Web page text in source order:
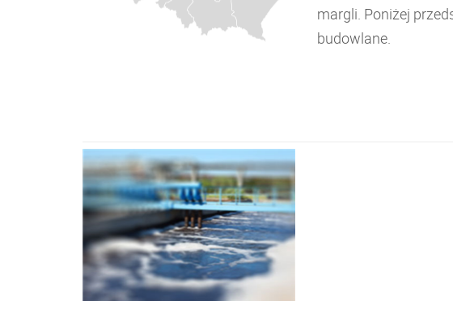
margli. Poniżej
budowlane.